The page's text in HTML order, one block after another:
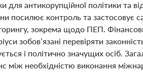
для антикорупційної політики та
посилює контроль та застосовує
зокрема щодо ПЕП.
зобов’язані перевіряти
і політично значущих осіб.
між необхідністю виконання